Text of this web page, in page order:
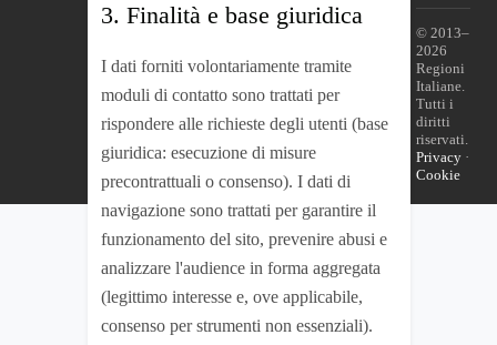
3. Finalità e base giuridica
I dati forniti volontariamente tramite
moduli di contatto sono trattati per
rispondere alle richieste degli utenti (base
giuridica: esecuzione di misure
precontrattuali o consenso). I dati di
navigazione sono trattati per garantire il
funzionamento del sito, prevenire abusi e
analizzare l'audience in forma aggregata
(legittimo interesse e, ove applicabile,
consenso per strumenti non essenziali).
© 2013–
2026
Regioni
Italiane.
Tutti i
diritti
riservati.
Privacy ·
Cookie